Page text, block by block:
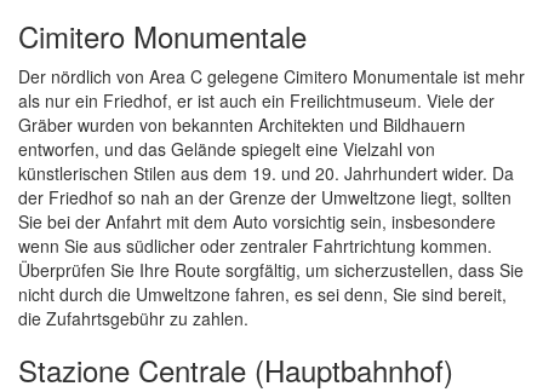
Cimitero Monumentale
Der nördlich von Area C gelegene Cimitero Monumentale ist mehr
als nur ein Friedhof, er ist auch ein Freilichtmuseum. Viele der
Gräber wurden von bekannten Architekten und Bildhauern
entworfen, und das Gelände spiegelt eine Vielzahl von
künstlerischen Stilen aus dem 19. und 20. Jahrhundert wider. Da
der Friedhof so nah an der Grenze der Umweltzone liegt, sollten
Sie bei der Anfahrt mit dem Auto vorsichtig sein, insbesondere
wenn Sie aus südlicher oder zentraler Fahrtrichtung kommen.
Überprüfen Sie Ihre Route sorgfältig, um sicherzustellen, dass Sie
nicht durch die Umweltzone fahren, es sei denn, Sie sind bereit,
die Zufahrtsgebühr zu zahlen.
Stazione Centrale (Hauptbahnhof)